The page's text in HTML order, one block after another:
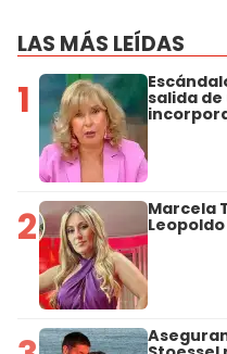
LAS MÁS LEÍDAS
1 salida
2 Marcela